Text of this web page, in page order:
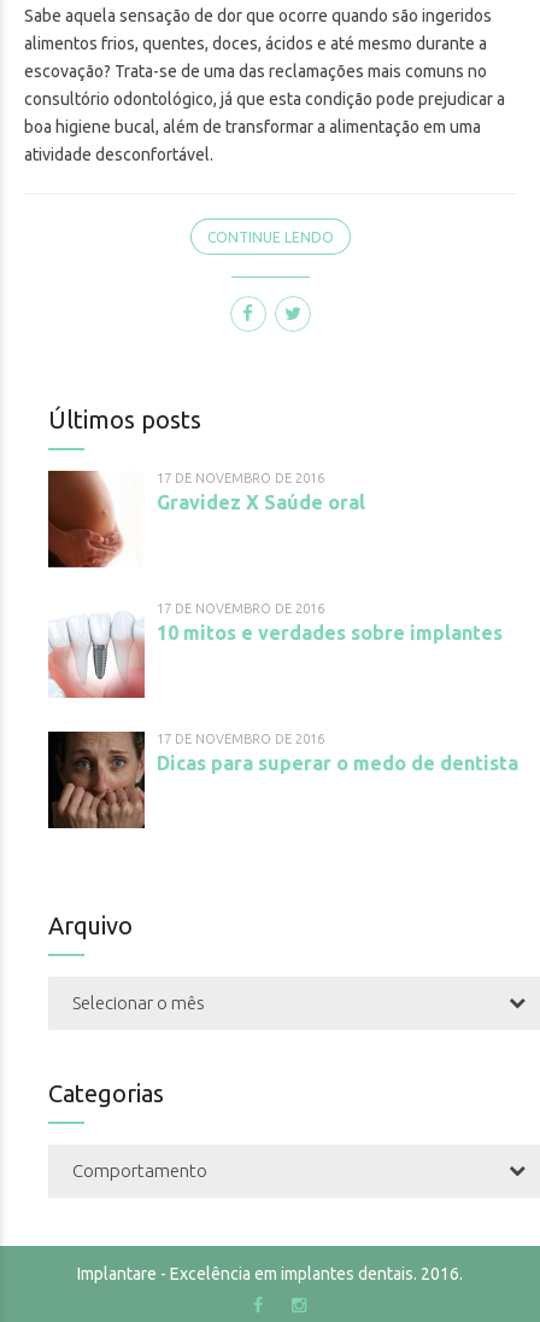
Sabe aquela sensação de dor que ocorre quando são ingeridos
alimentos frios, quentes, doces, ácidos e até mesmo durante a
escovação? Trata-se de uma das reclamações mais comuns no
consultório odontológico, já que esta condição pode prejudicar a
boa higiene bucal, além de transformar a alimentação em uma
atividade desconfortável.
CONTINUE LENDO
Últimos posts
17 DE NOVEMBRO DE 2016
Gravidez X Saúde oral
17 DE NOVEMBRO DE 2016
10 mitos e verdades sobre implantes
17 DE NOVEMBRO DE 2016
Dicas para superar o medo de dentista
Arquivo
Selecionar o mês
Categorias
Comportamento
Implantare - Excelência em implantes dentais. 2016.